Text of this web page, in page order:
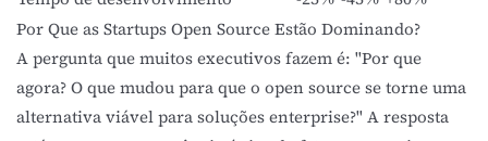
Por Que as Startups Open Source Estão Dominando?
A pergunta que muitos executivos fazem é: "Por que
agora? O que mudou para que o open source se torne uma
alternativa viável para soluções enterprise?" A resposta